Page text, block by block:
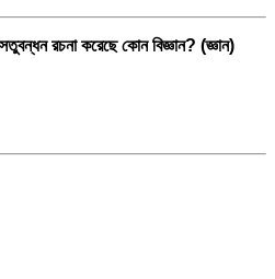
রচনা করেছে কোন বিজ্ঞান? (জ্ঞান)